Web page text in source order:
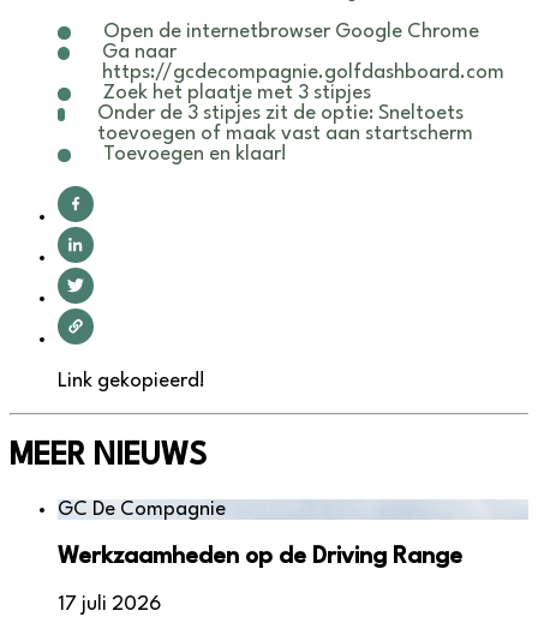
Open de internetbrowser Google Chrome
Ga naar
https://gcdecompagnie.golfdashboard.com
Zoek het plaatje met 3 stipjes
Onder de 3 stipjes zit de optie: Sneltoets
toevoegen of maak vast aan startscherm
Toevoegen en klaar!
Link gekopieerd!
MEER NIEUWS
GC De Compagnie
Werkzaamheden op de Driving Range
17 juli 2026